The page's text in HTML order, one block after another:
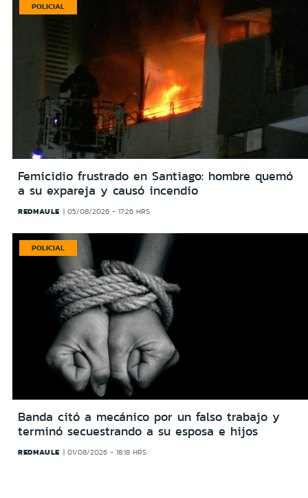
POLICIAL
Femicidio frustrado en Santiago: hombre quemó
a su expareja y causó incendio
REDMAULE 05/08/2026 - 17:26 HRS
POLICIAL
Banda citó a mecánico por un falso trabajo y
terminó secuestrando a su esposa e hijos
REDMAULE 01/08/2026 - 18:18 HRS